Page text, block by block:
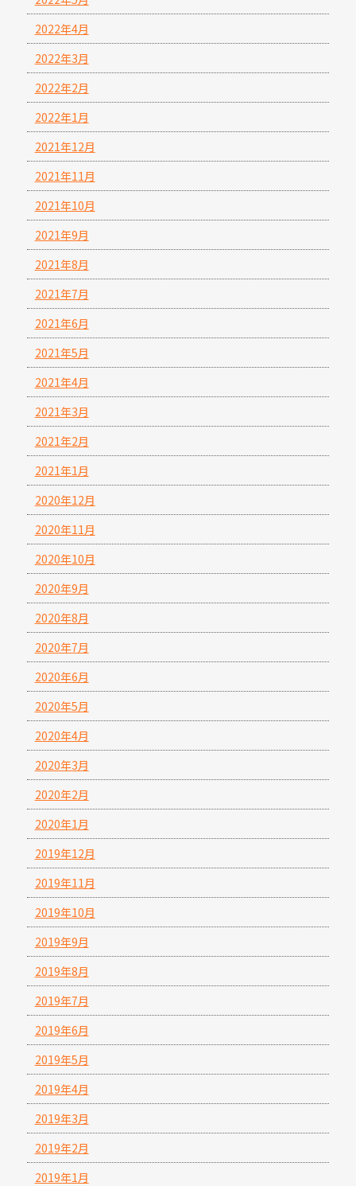
2022年4月
2022年3月
2022年2月
2022年1月
2021年12月
2021年11月
2021年10月
2021年9月
2021年8月
2021年7月
2021年6月
2021年5月
2021年4月
2021年3月
2021年2月
2021年1月
2020年12月
2020年11月
2020年10月
2020年9月
2020年8月
2020年7月
2020年6月
2020年5月
2020年4月
2020年3月
2020年2月
2020年1月
2019年12月
2019年11月
2019年10月
2019年9月
2019年8月
2019年7月
2019年6月
2019年5月
2019年4月
2019年3月
2019年2月
2019年1月